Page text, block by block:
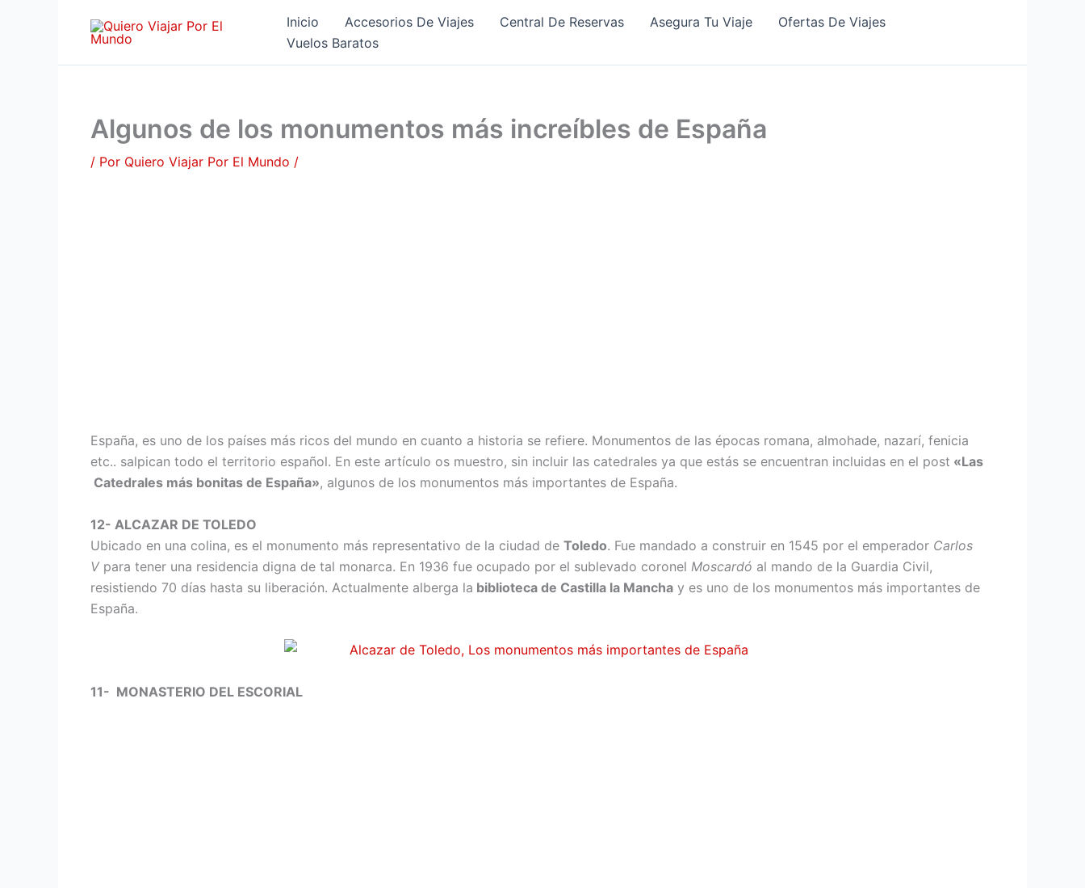
Inicio Accesorios De Viajes Central De Reservas Asegura Tu Viaje
Ofertas De Viajes
Vuelos Baratos
Algunos de los monumentos más increíbles de España
/ Por Quiero Viajar Por El Mundo /
España, es uno de los países más ricos del mundo en cuanto a historia se refiere. Monumentos de las épocas romana, almohade, nazarí, fenicia
etc.. salpican todo el territorio español. En este artículo os muestro, sin incluir las catedrales ya que estás se encuentran incluidas en el post «Las
Catedrales más bonitas de España», algunos de los monumentos más importantes de España.
12- ALCAZAR DE TOLEDO
Ubicado en una colina, es el monumento más representativo de la ciudad de Toledo. Fue mandado a construir en 1545 por el emperador Carlos
Vpara tener una residencia digna de tal monarca. En 1936 fue ocupado por el sublevado coronel Moscardó al mando de la Guardia Civil,
resistiendo 70 días hasta su liberación. Actualmente alberga la biblioteca de Castilla la Mancha y es uno de los monumentos más importantes de
España.
11- MONASTERIO DEL ESCORIAL